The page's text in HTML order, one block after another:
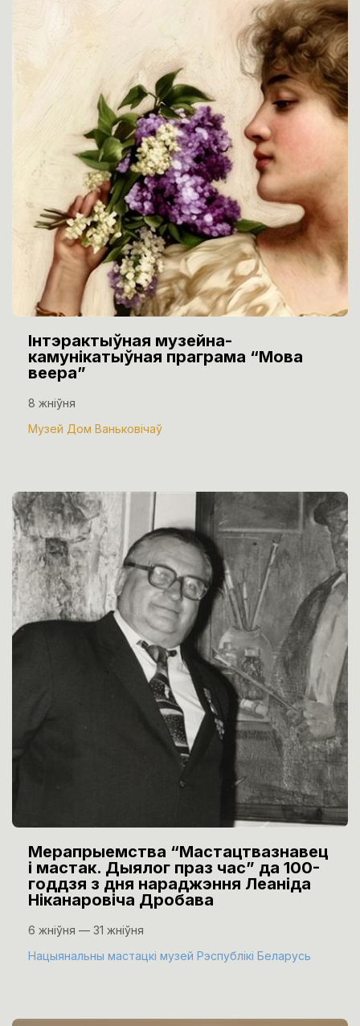
Інтэрактыўная музейна-
камунікатыўная праграма “Мова
веера”
8 жніўня
Музей Дом Ваньковічаў
Мерапрыемства “Мастацтвазнавец
і мастак. Дыялог праз час” да 100-
годдзя з дня нараджэння Леаніда
Ніканаровіча Дробава
6 жніўня — 31 жніўня
Нацыянальны мастацкі музей Рэспублікі Беларусь